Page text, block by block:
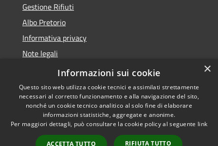
Gestione Rifiuti
Albo Pretorio
Informativa privacy
Note legali
Dichiarazione di accessibilità
Accessibilità
Copyright © 2026 • Comune di
Perarolo di Cadore • Powered
byMunicipium Accesso
×
Informazioni sui cookie
Questo sito web utilizza cookie tecnici e assimilati strettamente
necessari al corretto funzionamento e alla navigazione del sito,
nonché un cookie tecnico analitico al solo fine di elaborare
informazioni statistiche, aggregate e anonime.
Per maggiori dettagli, può consultare la cookie policy al seguente link
ACCETTA TUTTO RIFIUTA TUTTO